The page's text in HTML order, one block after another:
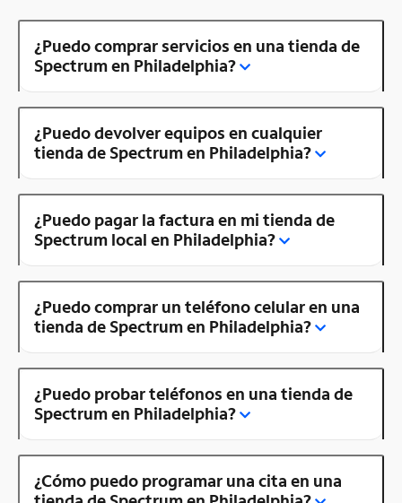
¿Puedo comprar servicios en una tienda de
Spectrum en Philadelphia?
¿Puedo devolver equipos en cualquier
tienda de Spectrum en Philadelphia?
¿Puedo pagar la factura en mi tienda de
Spectrum local en Philadelphia?
¿Puedo comprar un teléfono celular en una
tienda de Spectrum en Philadelphia?
¿Puedo probar teléfonos en una tienda de
Spectrum en Philadelphia?
¿Cómo puedo programar una cita en una